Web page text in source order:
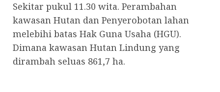
Sekitar pukul 11.30 wita. Perambahan
kawasan Hutan dan Penyerobotan lahan
melebihi batas Hak Guna Usaha (HGU).
Dimana kawasan Hutan Lindung yang
dirambah seluas 861,7 ha.